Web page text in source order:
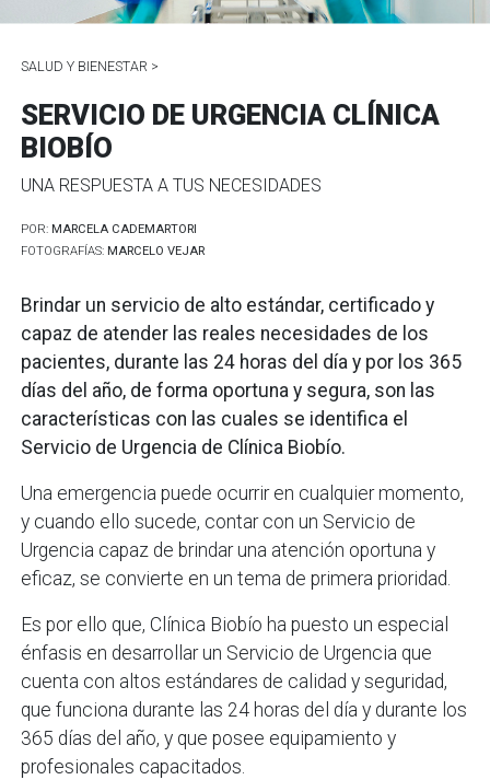
SALUD Y BIENESTAR >
SERVICIO DE URGENCIA CLÍNICA
BIOBÍO
UNA RESPUESTA A TUS NECESIDADES
POR: MARCELA CADEMARTORI
FOTOGRAFÍAS: MARCELO VEJAR
Brindar un servicio de alto estándar, certificado y
capaz de atender las reales necesidades de los
pacientes, durante las 24 horas del día y por los 365
días del año, de forma oportuna y segura, son las
características con las cuales se identifica el
Servicio de Urgencia de Clínica Biobío.
Una emergencia puede ocurrir en cualquier momento,
y cuando ello sucede, contar con un Servicio de
Urgencia capaz de brindar una atención oportuna y
eficaz, se convierte en un tema de primera prioridad.
Es por ello que, Clínica Biobío ha puesto un especial
énfasis en desarrollar un Servicio de Urgencia que
cuenta con altos estándares de calidad y seguridad,
que funciona durante las 24 horas del día y durante los
365 días del año, y que posee equipamiento y
profesionales capacitados.